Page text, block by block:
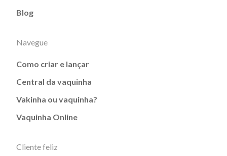
Blog
Navegue
Como criar e lançar
Central da vaquinha
Vakinha ou vaquinha?
Vaquinha Online
Cliente feliz